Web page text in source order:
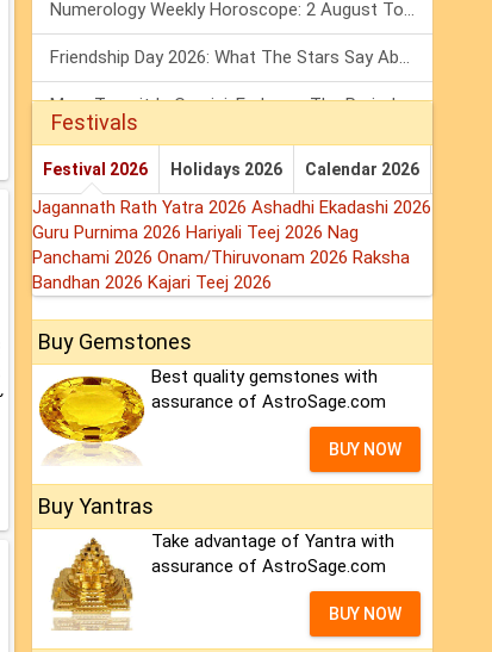
Numerology Weekly Horoscope: 2 August To 8 August, 2026
Friendship Day 2026: What The Stars Say About Your Best Friend!
Mars Transit In Gemini: Embrace The Period Full Of Energy & Intelligence
Festivals
Festival 2026 Holidays 2026 Calendar 2026
Jagannath Rath Yatra 2026 Ashadhi Ekadashi 2026
Guru Purnima 2026 Hariyali Teej 2026 Nag
Panchami 2026 Onam/Thiruvonam 2026 Raksha
Bandhan 2026 Kajari Teej 2026
Buy Gemstones
Best quality gemstones with
assurance of AstroSage.com
BUY NOW
Buy Yantras
Take advantage of Yantra with
assurance of AstroSage.com
BUY NOW